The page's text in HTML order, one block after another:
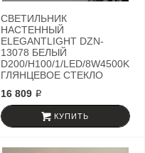
СВЕТИЛЬНИК
НАСТЕННЫЙ
ELEGANTLIGHT DZN-
13078 БЕЛЫЙ
D200/H100/1/LED/8W4500K
ГЛЯНЦЕВОЕ СТЕКЛО
16 809 ₽
КУПИТЬ